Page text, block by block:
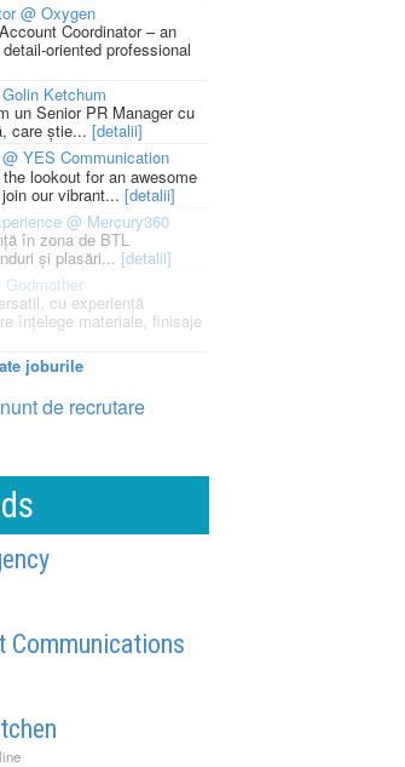
@ Oxygen
Coordinator – an
oriented professional
Ketchum
un Senior PR Manager cu
care știe... [detalii]
YES Communication
lookout for an awesome
our vibrant... [detalii]
@ Mercury360
în zona de BTL
și plasări... [detalii]
cu experiență
înțelege materiale, finisaje
joburile
de recrutare
Communications